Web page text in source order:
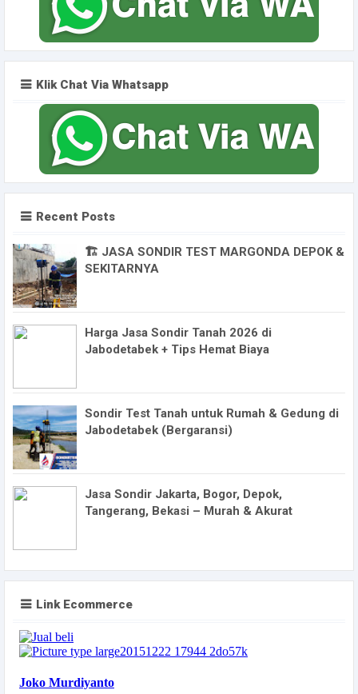
Klik Chat Via Whatsapp
Recent Posts
🏗️ JASA SONDIR TEST MARGONDA DEPOK &
SEKITARNYA
Harga Jasa Sondir Tanah 2026 di
Jabodetabek + Tips Hemat Biaya
Sondir Test Tanah untuk Rumah & Gedung di
Jabodetabek (Bergaransi)
Jasa Sondir Jakarta, Bogor, Depok,
Tangerang, Bekasi – Murah & Akurat
Link Ecommerce